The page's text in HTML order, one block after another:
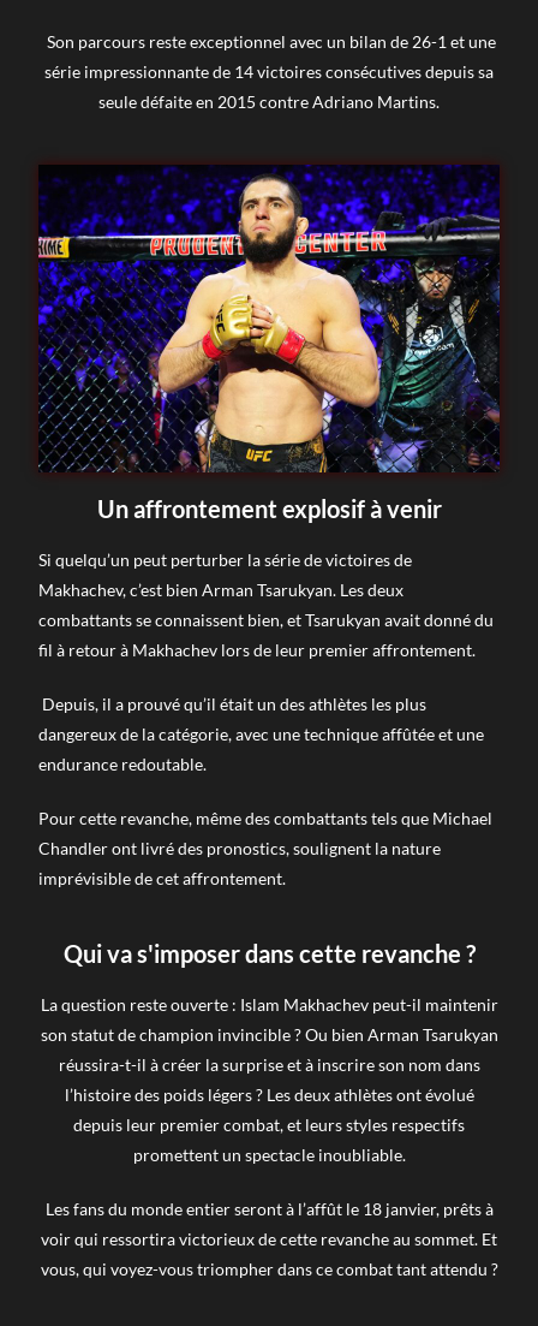
Son parcours reste exceptionnel avec un bilan de 26-1 et une
série impressionnante de 14 victoires consécutives depuis sa
seule défaite en 2015 contre Adriano Martins.
Un affrontement explosif à venir
Si quelqu’un peut perturber la série de victoires de
Makhachev, c’est bien Arman Tsarukyan. Les deux
combattants se connaissent bien, et Tsarukyan avait donné du
fil à retour à Makhachev lors de leur premier affrontement.
Depuis, il a prouvé qu’il était un des athlètes les plus
dangereux de la catégorie, avec une technique affûtée et une
endurance redoutable.
Pour cette revanche, même des combattants tels que Michael
Chandler ont livré des pronostics, soulignent la nature
imprévisible de cet affrontement.
Qui va s'imposer dans cette revanche ?
La question reste ouverte : Islam Makhachev peut-il maintenir
son statut de champion invincible ? Ou bien Arman Tsarukyan
réussira-t-il à créer la surprise et à inscrire son nom dans
l’histoire des poids légers ? Les deux athlètes ont évolué
depuis leur premier combat, et leurs styles respectifs
promettent un spectacle inoubliable.
Les fans du monde entier seront à l’affût le 18 janvier, prêts à
voir qui ressortira victorieux de cette revanche au sommet. Et
vous, qui voyez-vous triompher dans ce combat tant attendu ?